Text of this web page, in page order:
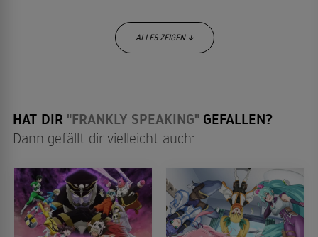
ALLES ZEIGEN ↓
HAT DIR "FRANKLY SPEAKING" GEFALLEN?
Dann gefällt dir vielleicht auch: